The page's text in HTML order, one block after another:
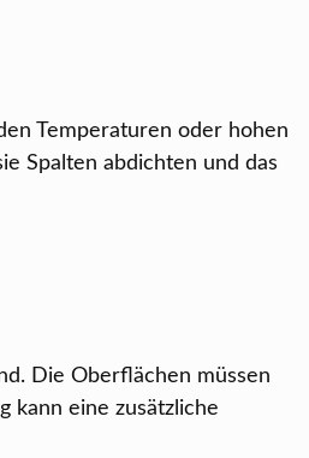
Temperaturen oder hohen
Spalten abdichten und das
Die Oberflächen müssen
kann eine zusätzliche